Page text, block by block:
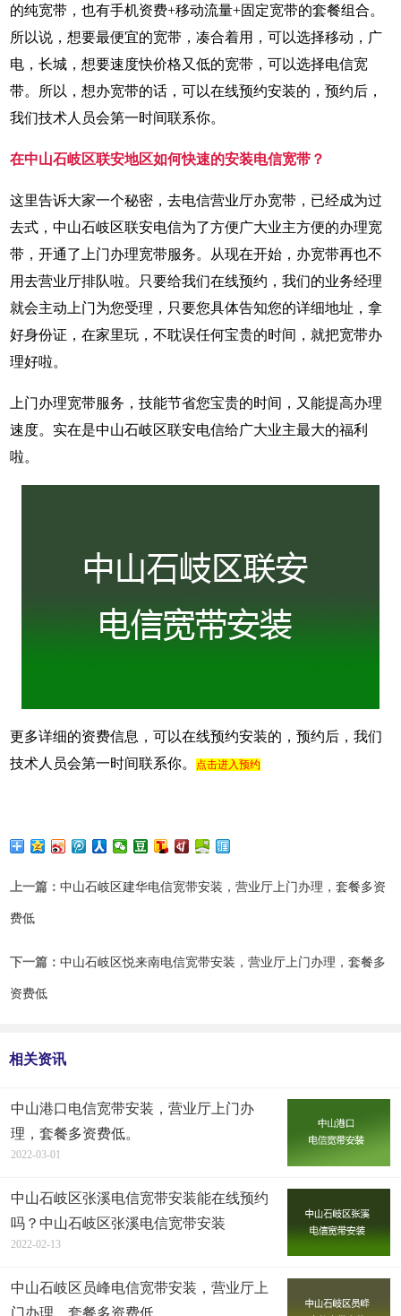
的纯宽带，也有手机资费+移动流量+固定宽带的套餐组合。
所以说，想要最便宜的宽带，凑合着用，可以选择移动，广
电，长城，想要速度快价格又低的宽带，可以选择电信宽
带。所以，想办宽带的话，可以在线预约安装的，预约后，
我们技术人员会第一时间联系你。
在中山石岐区联安地区如何快速的安装电信宽带？
这里告诉大家一个秘密，去电信营业厅办宽带，已经成为过
去式，中山石岐区联安电信为了方便广大业主方便的办理宽
带，开通了上门办理宽带服务。从现在开始，办宽带再也不
用去营业厅排队啦。只要给我们在线预约，我们的业务经理
就会主动上门为您受理，只要您具体告知您的详细地址，拿
好身份证，在家里玩，不耽误任何宝贵的时间，就把宽带办
理好啦。
上门办理宽带服务，技能节省您宝贵的时间，又能提高办理
速度。实在是中山石岐区联安电信给广大业主最大的福利
啦。
更多详细的资费信息，可以在线预约安装的，预约后，我们
技术人员会第一时间联系你。点击进入预约
上一篇：中山石岐区建华电信宽带安装，营业厅上门办理，套餐多资
费低
下一篇：中山石岐区悦来南电信宽带安装，营业厅上门办理，套餐多
资费低
相关资讯
中山港口电信宽带安装，营业厅上门办
理，套餐多资费低。
2022-03-01
中山石岐区张溪电信宽带安装能在线预约
吗？中山石岐区张溪电信宽带安装
2022-02-13
中山石岐区员峰电信宽带安装，营业厅上
门办理，套餐多资费低。